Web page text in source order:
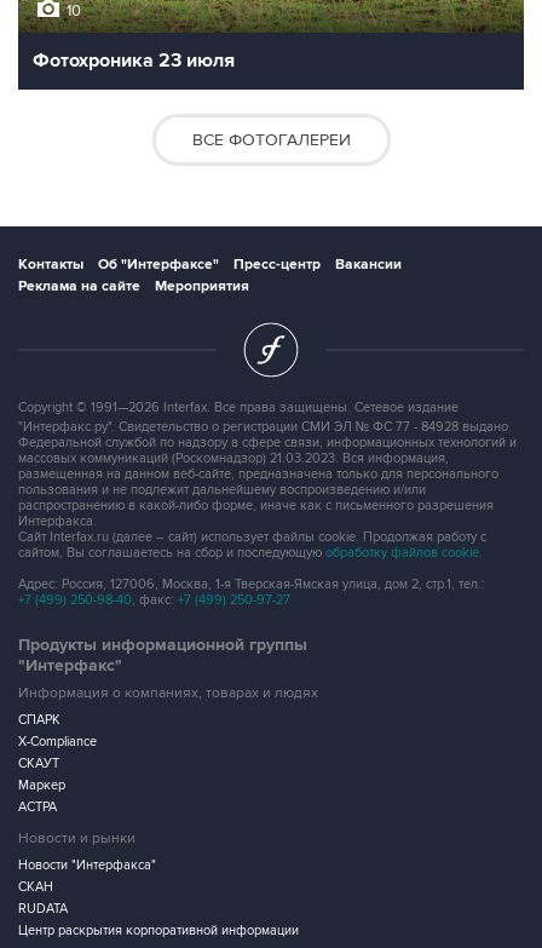
10
Фотохроника 23 июля
ВСЕ ФОТОГАЛЕРЕИ
Контакты Об "Интерфаксе" Пресс-центр
Вакансии
Реклама на сайте
Мероприятия
Copyright © 1991—2026 Interfax. Все права защищены. Сетевое издание
"Интерфакс.ру". Свидетельство о регистрации СМИ ЭЛ № ФС 77 - 84928 выдано
Федеральной службой по надзору в сфере связи, информационных технологий и
массовых коммуникаций (Роскомнадзор) 21.03.2023. Вся информация,
размещенная на данном веб-сайте, предназначена только для персонального
пользования и не подлежит дальнейшему воспроизведению и/или
распространению в какой-либо форме, иначе как с письменного разрешения
Интерфакса.
Сайт Interfax.ru (далее – сайт) использует файлы cookie. Продолжая работу с
сайтом, Вы соглашаетесь на сбор и последующую обработку файлов cookie.
Адрес: Россия, 127006, Москва, 1-я Тверская-Ямская улица, дом 2, стр.1, тел.:
+7 (499) 250-98-40, факс: +7 (499) 250-97-27
Продукты информационной группы
"Интерфакс"
Информация о компаниях, товарах и людях
СПАРК
X-Compliance
СКАУТ
Маркер
АСТРА
Новости и рынки
Новости "Интерфакса"
СКАН
RUDATA
Центр раскрытия корпоративной информации